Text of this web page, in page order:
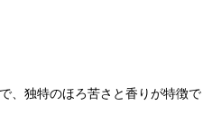
、独特のほろ苦さと香りが特徴で